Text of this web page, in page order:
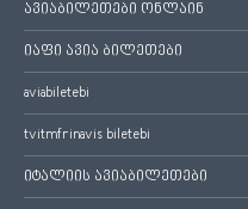
ავიაბილეთები ონლაინ
იაფი ავია ბილეთები
aviabiletebi
tvitmfrinavis biletebi
იტალიის ავიაბილეთები